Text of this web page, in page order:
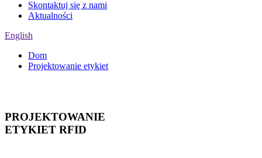
Skontaktuj się z nami
Aktualności
English
Dom
Projektowanie etykiet
PROJEKTOWANIE
ETYKIET RFID